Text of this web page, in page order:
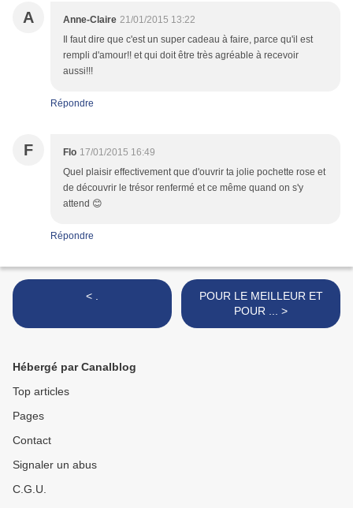
A Anne-Claire 21/01/2015 13:22
Il faut dire que c'est un super cadeau à faire, parce qu'il est
rempli d'amour!! et qui doit être très agréable à recevoir
aussi!!!
Répondre
F Flo 17/01/2015 16:49
Quel plaisir effectivement que d'ouvrir ta jolie pochette rose et
de découvrir le trésor renfermé et ce même quand on s'y
attend 😊
Répondre
POUR LE MEILLEUR ET
POUR ... >
Hébergé par Canalblog
Top articles
Pages
Contact
Signaler un abus
C.G.U.